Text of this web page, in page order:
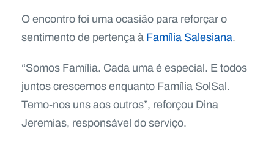
O encontro foi uma ocasião para reforçar o
sentimento de pertença àFamília Salesiana.
“Somos Família. Cada uma é especial. E todos
juntos crescemos enquanto Família SolSal.
Temo-nos uns aos outros”, reforçou Dina
Jeremias, responsável do serviço.